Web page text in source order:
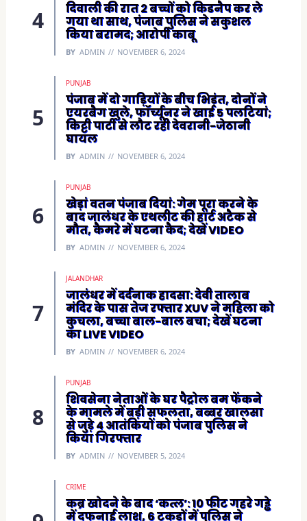
दिवाली की रात 2 बच्चों को किडनैप कर ले
गया था साथ, पंजाब पुलिस ने सकुशल
किया बरामद; आरोपी काबू
BY ADMIN NOVEMBER 6, 2024
PUNJAB
पंजाब में दो गाड़ियों के बीच भिड़ंत, दोनों ने
एयरबैग खुले, फॉर्च्यूनर ने खाई 5 पलटियां;
किट्टी पार्टी से लौट रही देवरानी-जेठानी
घायल
BY ADMIN NOVEMBER 6, 2024
PUNJAB
खेड़ां वतन पंजाब दियां: गेम पूरा करने के
बाद जालंधर के एथलीट की हार्ट अटैक से
मौत, कैमरे में घटना कैद; देखें VIDEO
BY ADMIN NOVEMBER 6, 2024
JALANDHAR
जालंधर में दर्दनाक हादसा: देवी तालाब
मंदिर के पास तेज रफ्तार XUV ने महिला को
कुचला, बच्चा बाल-बाल बचा; देखें घटना
का LIVE VIDEO
BY ADMIN NOVEMBER 6, 2024
PUNJAB
शिवसेना नेताओं के घर पैट्रोल बम फेंकने
के मामले में बड़ी सफलता, बब्बर खालसा
से जुड़े 4 आतंकियों को पंजाब पुलिस ने
किया गिरफ्तार
BY ADMIN NOVEMBER 5, 2024
CRIME
कब्र खोदने के बाद ‘कत्ल’: 10 फीट गहरे गड्ढे
में दफनाई लाश, 6 टुकड़ों में पुलिस ने